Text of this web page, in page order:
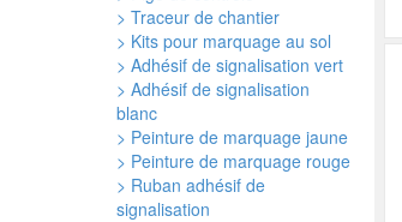
> Traceur de chantier
> Kits pour marquage au sol
> Adhésif de signalisation vert
> Adhésif de signalisation
blanc
> Peinture de marquage jaune
> Peinture de marquage rouge
> Ruban adhésif de
signalisation